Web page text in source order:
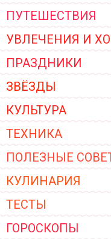
ПУТЕШЕСТВИЯ
УВЛЕЧЕНИЯ И
ПРАЗДНИКИ
ЗВЁЗДЫ
КУЛЬТУРА
ТЕХНИКА
ПОЛЕЗНЫЕ
КУЛИНАРИЯ
ТЕСТЫ
ГОРОСКОПЫ